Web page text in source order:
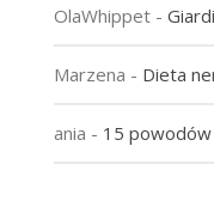
OlaWhippet-
Marzena - Dieta
ania - 15